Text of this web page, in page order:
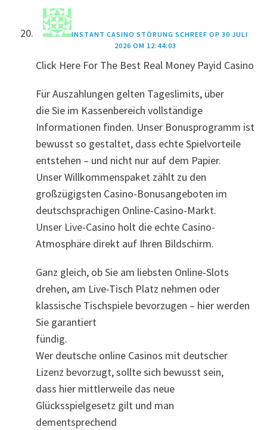
INSTANT CASINO STÖRUNG SCHREEF OP 30 JULI
2026 OM 12:44:03
Click Here For The Best Real Money Payid Casino
Für Auszahlungen gelten Tageslimits, über
die Sie im Kassenbereich vollständige
Informationen finden. Unser Bonusprogramm ist
bewusst so gestaltet, dass echte Spielvorteile
entstehen – und nicht nur auf dem Papier.
Unser Willkommenspaket zählt zu den
großzügigsten Casino-Bonusangeboten im
deutschsprachigen Online-Casino-Markt.
Unser Live-Casino holt die echte Casino-
Atmosphäre direkt auf Ihren Bildschirm.
Ganz gleich, ob Sie am liebsten Online-Slots
drehen, am Live-Tisch Platz nehmen oder
klassische Tischspiele bevorzugen – hier werden
Sie garantiert
fündig.
Wer deutsche online Casinos mit deutscher
Lizenz bevorzugt, sollte sich bewusst sein,
dass hier mittlerweile das neue
Glücksspielgesetz gilt und man
dementsprechend